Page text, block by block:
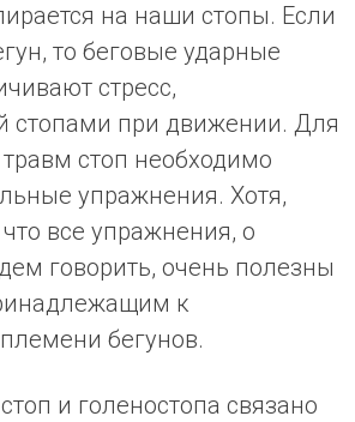
на наши стопы. Если
то беговые ударные
стресс,
стопами при движении. Для
стоп необходимо
упражнения. Хотя,
все упражнения, о
говорить, очень полезны
к
бегунов.
и голеностопа связано